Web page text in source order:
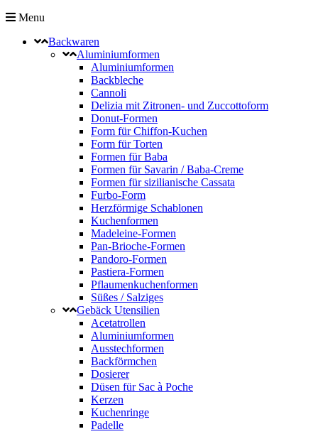
Menu
Backwaren
Aluminiumformen
Aluminiumformen
Backbleche
Cannoli
Delizia mit Zitronen- und Zuccottoform
Donut-Formen
Form für Chiffon-Kuchen
Form für Torten
Formen für Baba
Formen für Savarin / Baba-Creme
Formen für sizilianische Cassata
Furbo-Form
Herzförmige Schablonen
Kuchenformen
Madeleine-Formen
Pan-Brioche-Formen
Pandoro-Formen
Pastiera-Formen
Pflaumenkuchenformen
Süßes / Salziges
Gebäck Utensilien
Acetatrollen
Aluminiumformen
Ausstechformen
Backförmchen
Dosierer
Düsen für Sac à Poche
Kerzen
Kuchenringe
Padelle